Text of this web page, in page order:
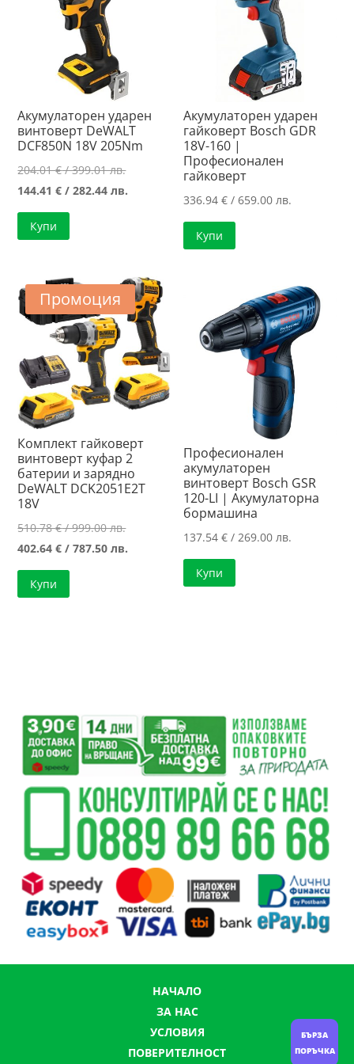
Акумулаторен ударен
винтоверт DeWALT
DCF850N 18V 205Nm
204.01€/ 399.01 лв.Original
price
144.41€ / 282.44 лв.
282.44 лв..
Купи
Акумулаторен ударен
гайковерт Bosch GDR
18V-160 |
Професионален
гайковерт
336.94€ / 659.00 лв.
Купи
Промоция
Комплект гайковерт
винтоверт куфар 2
батерии и зарядно
DeWALT DCK2051E2T
18V
510.78€/ 999.00 лв.Original
price
402.64€ / 787.50 лв.
Купи
Професионален
акумулаторен
винтоверт Bosch GSR
120-LI | Акумулаторна
бормашина
137.54€ / 269.00 лв.
Купи
НАЧАЛО
ЗА НАС
УСЛОВИЯ
ПОВЕРИТЕЛНОСТ
БЪРЗА
ПОРЪЧКА